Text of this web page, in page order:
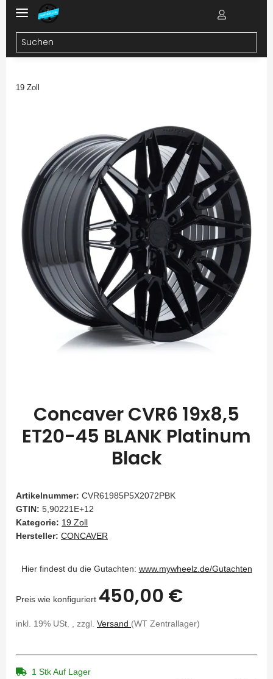
19 Zoll
Concaver CVR6 19x8,5
ET20-45 BLANK Platinum
Black
Artikelnummer: CVR61985P5X2072PBK
GTIN: 5,90221E+12
Kategorie: 19 Zoll
Hersteller: CONCAVER
Hier findest du die Gutachten: www.mywheelz.de/Gutachten
Preis wie konfiguriert 450,00 €
inkl. 19% USt. , zzgl. Versand (WT Zentrallager)
1 Stk Auf Lager